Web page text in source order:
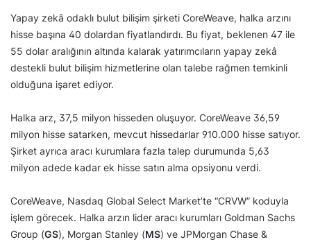
Yapay zekâ odaklı bulut bilişim şirketi CoreWeave, halka arzını
hisse başına 40 dolardan fiyatlandırdı. Bu fiyat, beklenen 47 ile
55 dolar aralığının altında kalarak yatırımcıların yapay zekâ
destekli bulut bilişim hizmetlerine olan talebe rağmen temkinli
olduğuna işaret ediyor.
Halka arz, 37,5 milyon hisseden oluşuyor. CoreWeave 36,59
milyon hisse satarken, mevcut hissedarlar 910.000 hisse satıyor.
Şirket ayrıca aracı kurumlara fazla talep durumunda 5,63
milyon adede kadar ek hisse satın alma opsiyonu verdi.
CoreWeave, Nasdaq Global Select Market’te “CRVW” koduyla
işlem görecek. Halka arzın lider aracı kurumları Goldman Sachs
Group (GS), Morgan Stanley (MS) ve JPMorgan Chase &